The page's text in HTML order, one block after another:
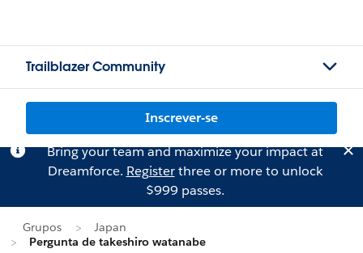
Trailblazer Community
Inscrever-se
Bring your team and maximize your impact at
Dreamforce. Registerthree or more to unlock
$999 passes.
Grupos
Japan
Pergunta de takeshiro watanabe